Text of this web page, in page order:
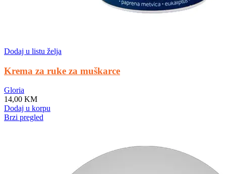
Dodaj u listu želja
Krema za ruke za muškarce
Gloria
14,00 KM
Dodaj u korpu
Brzi pregled